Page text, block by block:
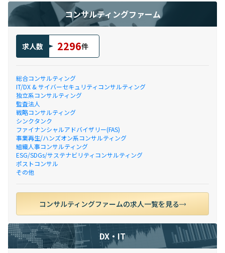
コンサルティングファーム
求人数 2296件
総合コンサルティング
IT/DX & サイバーセキュリティコンサルティング
独立系コンサルティング
監査法人
戦略コンサルティング
シンクタンク
ファイナンシャルアドバイザリー(FAS)
事業再生/ハンズオン系コンサルティング
組織人事コンサルティング
ESG/SDGs/サステナビリティコンサルティング
ポストコンサル
その他
コンサルティングファームの求人一覧を見る
DX・IT